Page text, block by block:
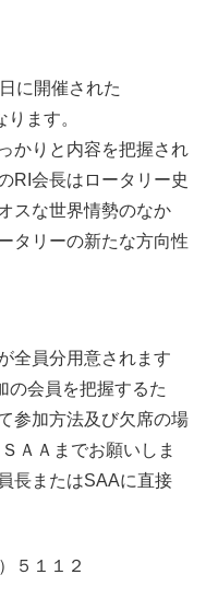
に開催された
ます。
かりと内容を把握され
RI会長はロータリー史
スな世界情勢のなか
タリーの新たな方向性
全員分用意されます
の会員を把握するた
参加方法及び欠席の場
ＡＡまでお願いしま
長またはSAAに直接
５１１２